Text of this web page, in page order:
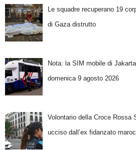
Le squadre recuperano 19
di Gaza distrutto
Nota: la SIM mobile di
domenica 9 agosto 2026
Volontario della Croce Rossa
ucciso dall’ex fidanzato